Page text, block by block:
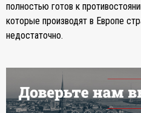
полностью готов к
которые производят в Европе
недостаточно.